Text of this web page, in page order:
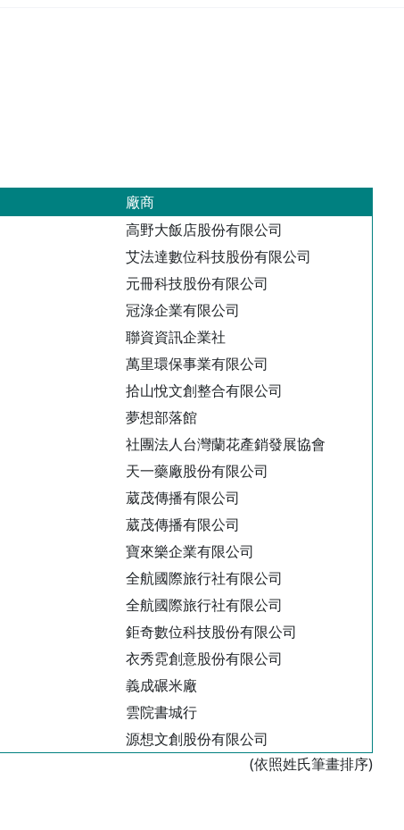
廠商
高野大飯店股份有限公司
艾法達數位科技股份有限公司
元冊科技股份有限公司
冠淥企業有限公司
聯資資訊企業社
萬里環保事業有限公司
拾山悅文創整合有限公司
夢想部落館
社團法人台灣蘭花產銷發展協會
天一藥廠股份有限公司
葳茂傳播有限公司
葳茂傳播有限公司
寶來樂企業有限公司
全航國際旅行社有限公司
全航國際旅行社有限公司
鉅奇數位科技股份有限公司
衣秀霓創意股份有限公司
義成碾米廠
雲院書城行
源想文創股份有限公司
(依照姓氏筆畫排序)